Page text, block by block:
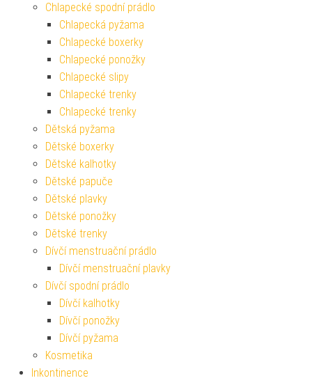
Chlapecké spodní prádlo
Chlapecká pyžama
Chlapecké boxerky
Chlapecké ponožky
Chlapecké slipy
Chlapecké trenky
Chlapecké trenky
Dětská pyžama
Dětské boxerky
Dětské kalhotky
Dětské papuče
Dětské plavky
Dětské ponožky
Dětské trenky
Dívčí menstruační prádlo
Dívčí menstruační plavky
Dívčí spodní prádlo
Dívčí kalhotky
Dívčí ponožky
Dívčí pyžama
Kosmetika
Inkontinence